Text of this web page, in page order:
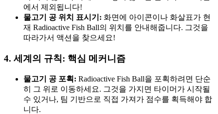
에서 제외됩니다!
물고기 공 위치 표시기: 화면에 아이콘이나 화살표가 현
재 Radioactive Fish Ball의 위치를 안내해줍니다. 그것을
따라가서 액션을 찾으세요!
4. 세계의 규칙: 핵심 메커니즘
물고기 공 포획: Radioactive Fish Ball을 포획하려면 단순
히 그 위로 이동하세요. 그것을 가지면 타이머가 시작될
수 있거나, 팀 기반으로 직접 가져가 점수를 획득해야 합
니다.